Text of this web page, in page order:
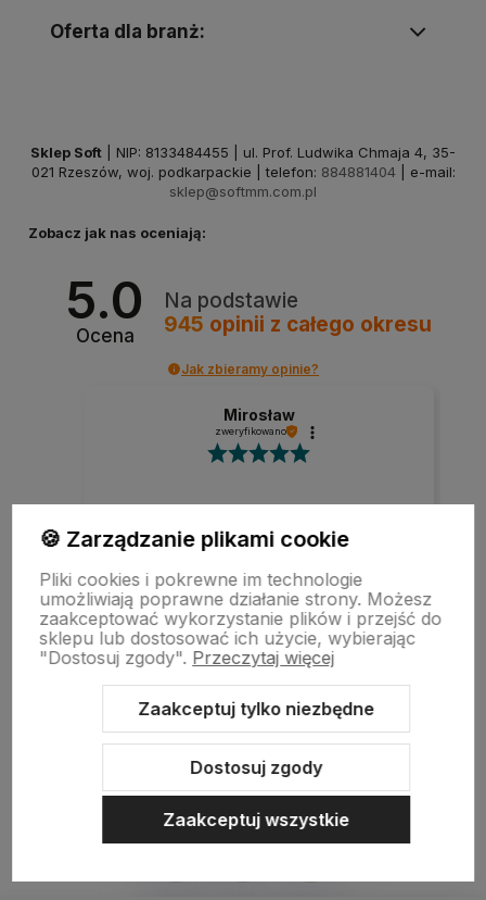
Oferta dla branż:
Sklep Soft | NIP: 8133484455 | ul. Prof. Ludwika Chmaja 4, 35-
021 Rzeszów, woj. podkarpackie | telefon: 884881404 | e-mail:
sklep@softmm.com.pl
Zobacz jak nas oceniają:
5.0
Ocena
Na podstawie
945 opinii z całego okresu
Jak zbieramy opinie?
Mirosław
zweryfikowano
Szybka realizacja zamówienia.
w tym miesiącu
zebranych i zweryfikowanych przez
🍪 Zarządzanie plikami cookie
Pliki cookies i pokrewne im technologie
umożliwiają poprawne działanie strony. Możesz
zaakceptować wykorzystanie plików i przejść do
sklepu lub dostosować ich użycie, wybierając
"Dostosuj zgody". Przeczytaj więcej
Zaakceptuj tylko niezbędne
Dostosuj zgody
Zaakceptuj wszystkie